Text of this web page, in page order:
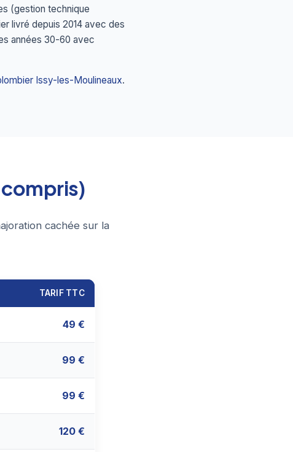
(gestion technique
livré depuis 2014 avec des
années 30-60 avec
Issy-les-Moulineaux.
cachée sur la
TARIF TTC
49 €
99 €
99 €
120 €